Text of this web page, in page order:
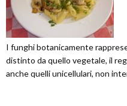
I funghi botanicamente
distinto da quello vegetale, il
anche quelli unicellulari, non